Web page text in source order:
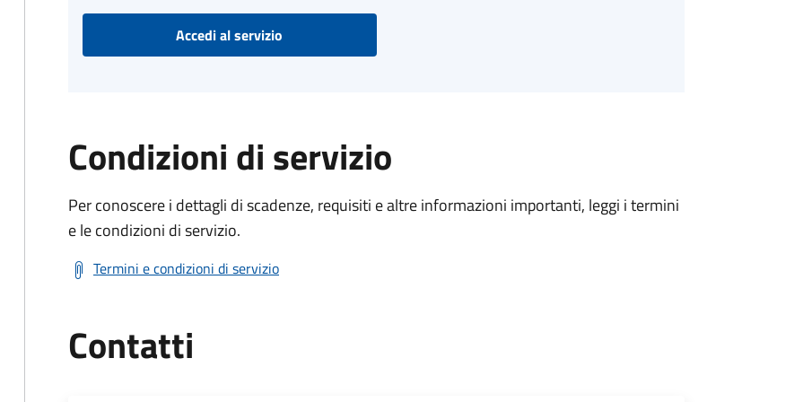
Accedi al servizio
Condizioni di servizio
Per conoscere i dettagli di scadenze, requisiti e altre informazioni importanti, leggi i termini
e le condizioni di servizio.
Termini e condizioni di servizio
Contatti